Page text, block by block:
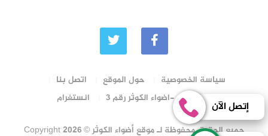
سياسة الخصوصية حول الموقع
اتصل بنا
رقم الترخيص -اضواء الكوثر رقم 3
انستغرام
جميع الحقوق محفوظة لـ موقع أضواء الكوثر © Copyright 2026
إتصل الآن